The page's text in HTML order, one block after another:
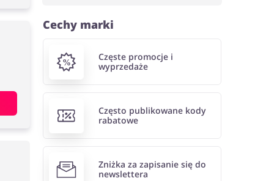
Cechy marki
Częste promocje i
wyprzedaże
Często publikowane kody
rabatowe
Zniżka za zapisanie się do
newslettera